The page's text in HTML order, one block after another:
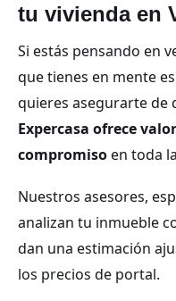
tu vivienda en
Si estás pensando en
que tienes en mente
quieres asegurarte de
Expercasa ofrece
compromisoen toda
Nuestros asesores,
analizan tu inmueble
dan una estimación
los precios de portal.